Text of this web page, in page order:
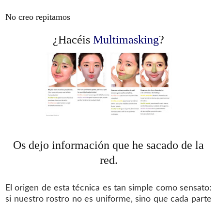
No creo repitamos
¿Hacéis Multimasking?
Os dejo información que he sacado de la
red.
El origen de esta técnica es tan simple como sensato:
si nuestro rostro no es uniforme, sino que cada parte